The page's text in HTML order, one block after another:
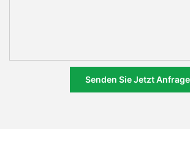
Senden Sie Jetzt Anfrage